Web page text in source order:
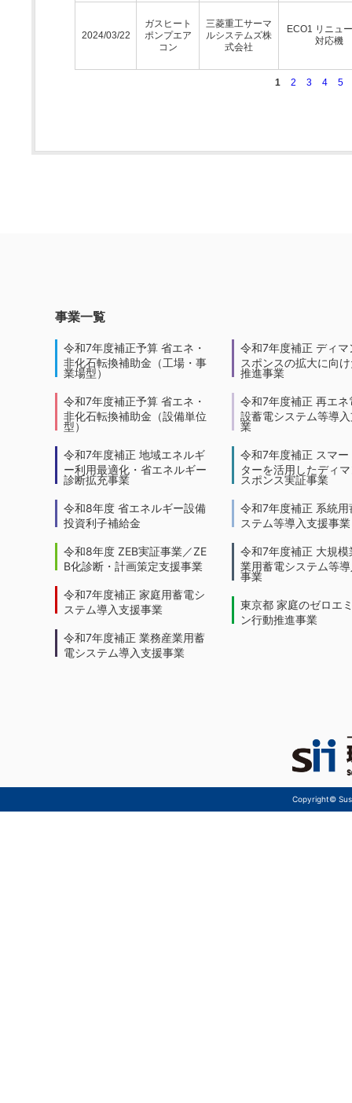
2024/03/22
ガスヒート
ポンプエア
コン
三菱重工サーマ
ルシステムズ株
式会社
ECO1 リニュ
対応機
1 2 3 4 5
事業一覧
令和7年度補正予算 省エネ・
非化石転換補助金（工場・事
業場型）
令和7年度補正予算 省エネ・
非化石転換補助金（設備単位
型）
令和7年度補正 地域エネルギ
ー利用最適化・省エネルギー
診断拡充事業
令和8年度 省エネルギー設備
投資利子補給金
令和8年度 ZEB実証事業／ZE
B化診断・計画策定支援事業
令和7年度補正 家庭用蓄電シ
ステム導入支援事業
令和7年度補正 業務産業用蓄
電システム導入支援事業
令和7年度補正 ディマ
スポンスの拡大に向
推進事業
令和7年度補正 再エネ
設蓄電システム等導
業
令和7年度補正 スマー
ターを活用したディ
スポンス実証事業
令和7年度補正 系統用
ステム等導入支援事業
令和7年度補正 大規模
業用蓄電システム等
事業
東京都 家庭のゼロエ
ン行動推進事業
Copyright©